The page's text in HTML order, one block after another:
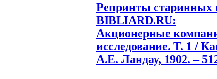
Репринты старинных
BIBLIARD.RU:
Акционерные
исследование. Т. 1 /
А.Е. Ландау, 1902. –